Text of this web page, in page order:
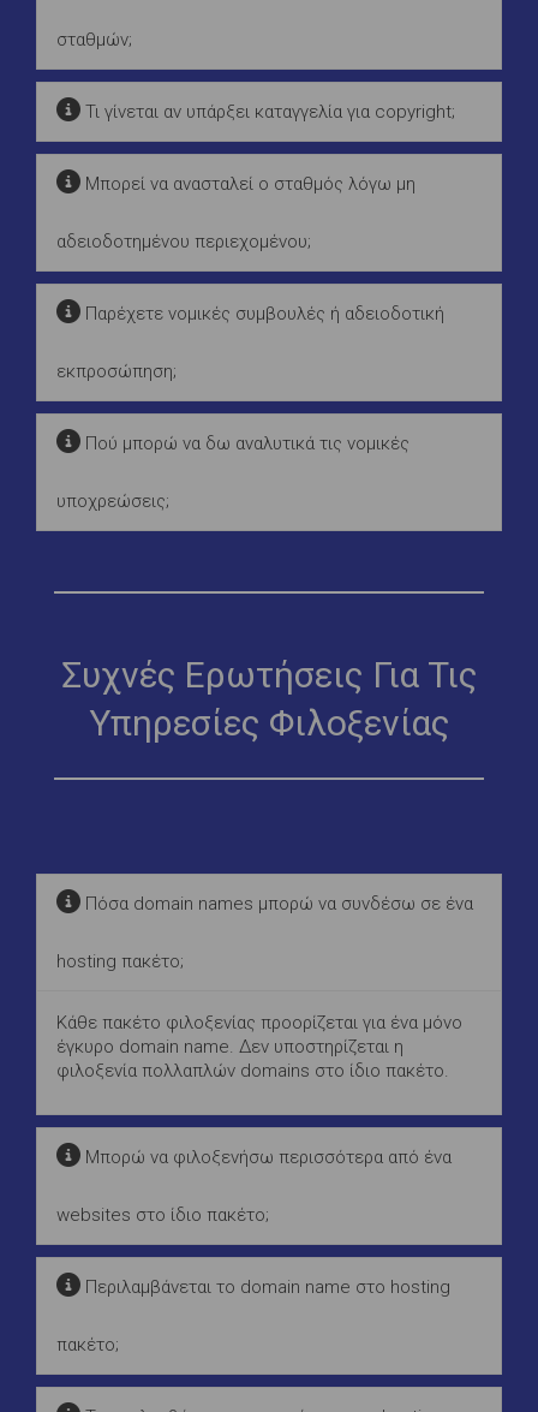
σταθμών;
Τι γίνεται αν υπάρξει καταγγελία για copyright;
Μπορεί να ανασταλεί ο σταθμός λόγω μη
αδειοδοτημένου περιεχομένου;
Παρέχετε νομικές συμβουλές ή αδειοδοτική
εκπροσώπηση;
Πού μπορώ να δω αναλυτικά τις νομικές
υποχρεώσεις;
Συχνές Ερωτήσεις Για Τις
Υπηρεσίες Φιλοξενίας
Πόσα domain names μπορώ να συνδέσω σε ένα
hosting πακέτο;
Κάθε πακέτο φιλοξενίας προορίζεται για ένα μόνο
έγκυρο domain name. Δεν υποστηρίζεται η
φιλοξενία πολλαπλών domains στο ίδιο πακέτο.
Μπορώ να φιλοξενήσω περισσότερα από ένα
websites στο ίδιο πακέτο;
Περιλαμβάνεται το domain name στο hosting
πακέτο;